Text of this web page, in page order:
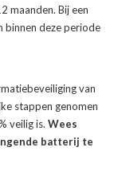
maanden. Bij een
deze periode
van
stappen genomen
veilig is. Wees
batterij te